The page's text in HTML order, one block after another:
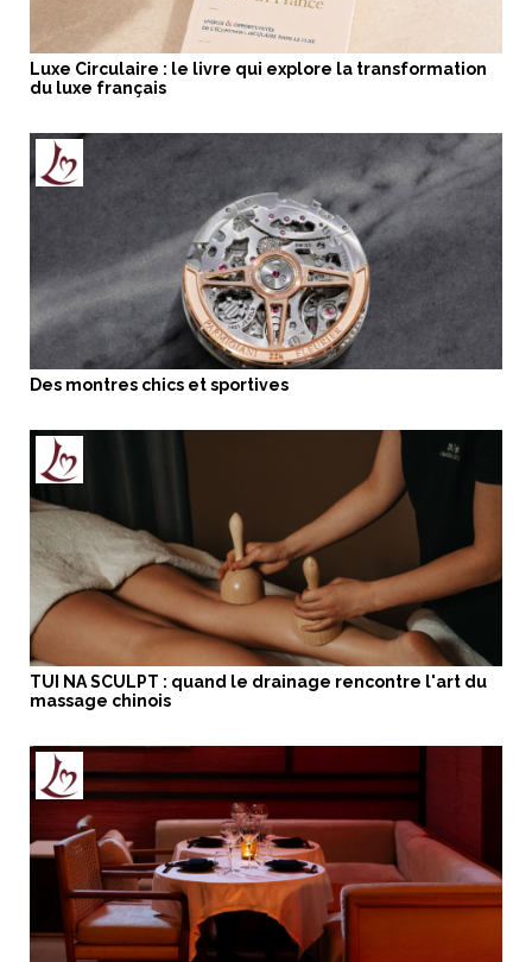
Luxe Circulaire : le livre qui explore la transformation
du luxe français
Des montres chics et sportives
TUI NA SCULPT : quand le drainage rencontre l'art du
massage chinois